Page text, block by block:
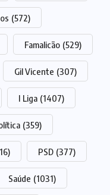
(572)
Famalicão (529)
Gil Vicente (307)
I Liga (1407)
(359)
PSD (377)
Saúde (1031)